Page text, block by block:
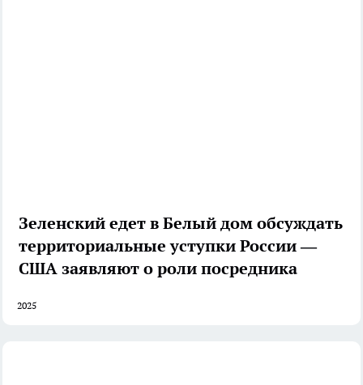
Зеленский едет в Белый дом обсуждать
территориальные уступки России —
США заявляют о роли посредника
2025